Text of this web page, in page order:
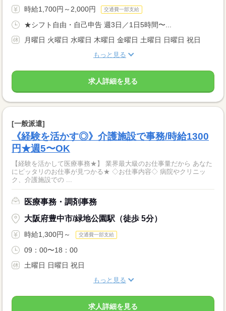
時給1,700円～2,000円 交通費一部支給
★シフト自由・自己申告 週3日／1日5時間〜...
月曜日 火曜日 水曜日 木曜日 金曜日 土曜日 日曜日 祝日
もっと見る
求人詳細を見る
[一般派遣]
《経験を活かす◎》介護施設で事務/時給1300
円★週5〜OK
【経験を活かして医療事務★】 業界最大級のお仕事量だから あなた
にピッタリのお仕事が見つかる★ ◇お仕事内容◇ 病院やクリニッ
ク、介護施設での ...
医療事務・調剤事務
大阪府豊中市/緑地公園駅（徒歩 5分）
時給1,300円～ 交通費一部支給
09：00〜18：00
土曜日 日曜日 祝日
もっと見る
求人詳細を見る